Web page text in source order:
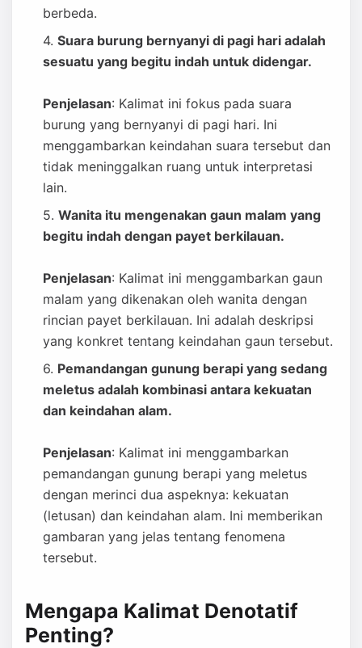
berbeda.
Suara burung bernyanyi di pagi hari adalah
sesuatu yang begitu indah untuk didengar.
Penjelasan: Kalimat ini fokus pada suara
burung yang bernyanyi di pagi hari. Ini
menggambarkan keindahan suara tersebut dan
tidak meninggalkan ruang untuk interpretasi
lain.
Wanita itu mengenakan gaun malam yang
begitu indah dengan payet berkilauan.
Penjelasan: Kalimat ini menggambarkan gaun
malam yang dikenakan oleh wanita dengan
rincian payet berkilauan. Ini adalah deskripsi
yang konkret tentang keindahan gaun tersebut.
Pemandangan gunung berapi yang sedang
meletus adalah kombinasi antara kekuatan
dan keindahan alam.
Penjelasan: Kalimat ini menggambarkan
pemandangan gunung berapi yang meletus
dengan merinci dua aspeknya: kekuatan
(letusan) dan keindahan alam. Ini memberikan
gambaran yang jelas tentang fenomena
tersebut.
Mengapa Kalimat Denotatif
Penting?